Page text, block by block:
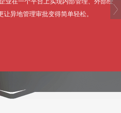
异地管理审批变得简单轻松。